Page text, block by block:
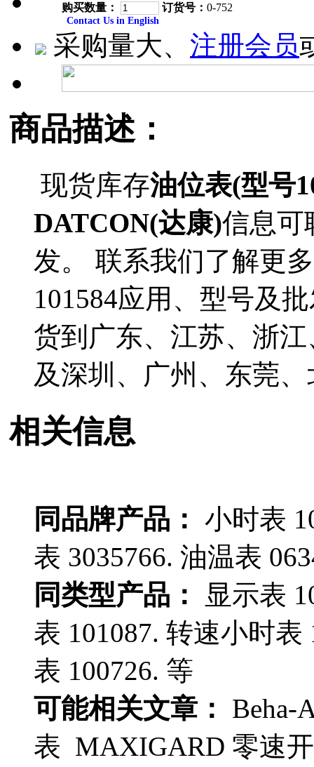
购买数量： 订货号： 0-752
Contact Us in English
采购量大、 注册会员
商品描述：
现货库存油位表(型号
DATCON(达康)信息可
发。 联系我们了解更
101584应用、型号及
货到广东、江苏、浙
及深圳、广州、东莞
相关信息
同品牌产品： 小时表
表 3035766. 油温表
同类型产品：
显示表
表 101087. 转速小时表
表 100726. 等
可能相关文章：
Beha-
表 MAXIGARD 零速